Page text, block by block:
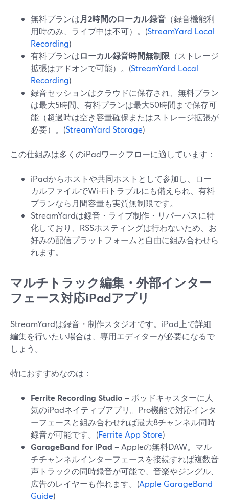
無料プランは月2時間のローカル録音 （録音機能利
用時のみ、ライブ中は不可）。(StreamYard Local
Recording)
有料プランはローカル録音時間無制限 （ストレージ
拡張はアドオンで可能）。(StreamYard Local
Recording)
録音セッションはクラウドに保存され、無料プラン
は最大5時間、有料プランは最大50時間まで保存可
能（超過時は空き容量確保またはストレージ拡張が
必要）。(StreamYard Storage)
この仕組みは多くのiPadワークフローに適しています：
iPadからホストや共同ホストとして参加し、ロー
カルファイルでWi-Fiトラブルにも備えられ、有料
プランなら月間容量も実質無制限です。
StreamYardは録音・ライブ制作・リパーパスに特
化しており、RSSホスティングは行わないため、お
好みの配信プラットフォームと自由に組み合わせら
れます。
マルチトラック編集・外部インター
フェース対応iPadアプリ
StreamYardは録音・制作スタジオです。iPad上で詳細
編集を行いたい場合は、専用エディターが必要になるで
しょう。
特におすすめなのは：
Ferrite Recording Studio – ポッドキャスターに人
気のiPadネイティブアプリ。Pro機能で対応インタ
ーフェースと組み合わせれば最大8チャンネル同時
録音が可能です。(Ferrite App Store)
GarageBand for iPad – Appleの無料DAW。マル
チチャンネルインターフェースを接続すれば複数音
声トラックの同時録音が可能で、音楽やジングル、
広告のレイヤーも作れます。(Apple GarageBand
Guide)